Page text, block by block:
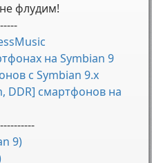
флудим!
на Symbian 9
с Symbian 9.x
DDR] смартфонов на
9)